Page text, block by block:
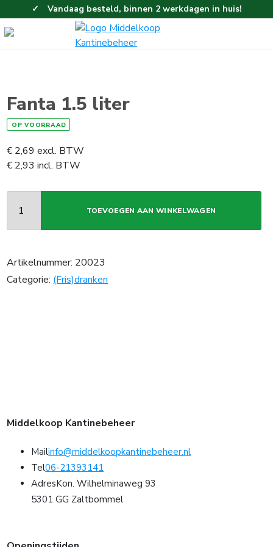
Vandaag besteld, binnen 2 werkdagen in huis!
Eenvoudig en gemakkelijk bestellen!
Gratis thuisbezorgd vanaf 100,-!
Fanta 1.5 liter
OP VOORRAAD
€ 2,69 excl. BTW
€ 2,93 incl. BTW
TOEVOEGEN AAN WINKELWAGEN
Artikelnummer: 20023
Categorie: (Fris)dranken
Middelkoop Kantinebeheer
Mailinfo@middelkoopkantinebeheer.nl
Tel06-21393141
AdresKon. Wilhelminaweg 93
5301 GG Zaltbommel